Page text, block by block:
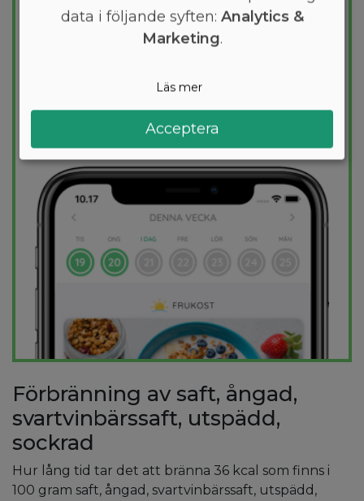
den mest effektiva guiden till
viktminskning. En dietplan är skräddarsydd
kalorimål varje dag.
PROVAGRATIS
Förbränning av saft, ångad,
svartvinbärssaft, utspädd,
sockrad
Hur lång tid tar det att bränna 36 kcal som finns i
100 gram saft, ångad, svartvinbärssaft, utspädd,
data i följande syften: Analytics &
Marketing.
Läs mer
Acceptera